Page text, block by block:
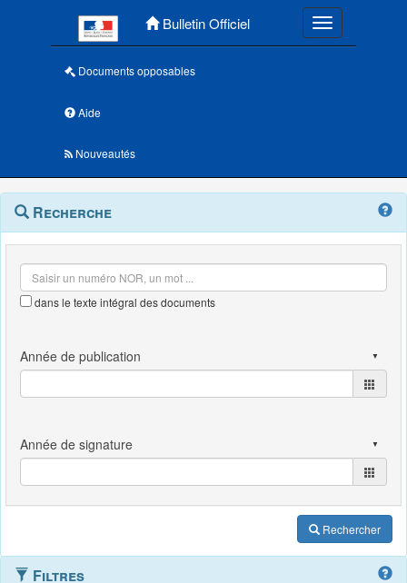
Bulletin Officiel Toggle
Documents opposables
Aide
Nouveautés
Navigation
outils
Menu
contextuel
Recherche
dans le texte intégral des documents
Rechercher
Filtres